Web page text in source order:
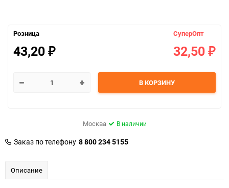
Розница
43,20 ₽
СуперОпт
32,50 ₽
В КОРЗИНУ
Москва В наличии
Заказ по телефону 8 800 234 5155
Описание